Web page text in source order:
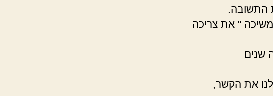
התשובה.
" את צריכה
שנים
את הקשר,